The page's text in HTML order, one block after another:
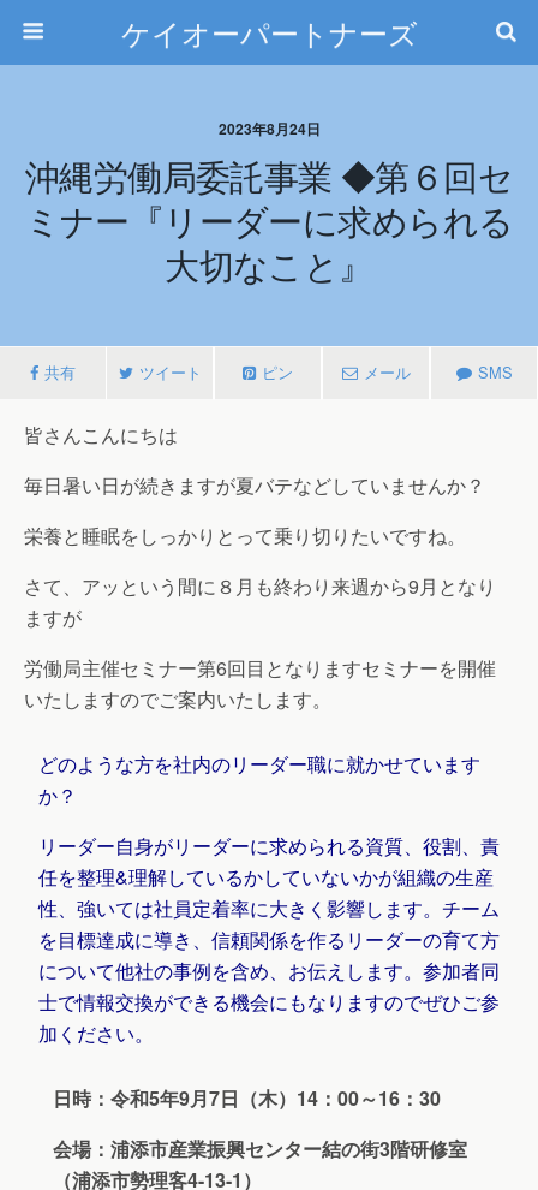
ケイオーパートナーズ
2023年8月24日
沖縄労働局委託事業 ◆第６回セ
ミナー『リーダーに求められる
大切なこと』
共有 ツイート ピン メール SMS
皆さんこんにちは
毎日暑い日が続きますが夏バテなどしていませんか？
栄養と睡眠をしっかりとって乗り切りたいですね。
さて、アッという間に８月も終わり来週から9月となり
ますが
労働局主催セミナー第6回目となりますセミナーを開催
いたしますのでご案内いたします。
どのような方を社内のリーダー職に就かせています
か？
リーダー自身がリーダーに求められる資質、役割、責
任を整理&理解しているかしていないかが組織の生産
性、強いては社員定着率に大きく影響します。チーム
を目標達成に導き、信頼関係を作るリーダーの育て方
について他社の事例を含め、お伝えします。参加者同
士で情報交換ができる機会にもなりますのでぜひご参
加ください。
日時：令和5年9月7日（木）14：00～16：30
会場：浦添市産業振興センター結の街3階研修室
（浦添市勢理客4-13-1）